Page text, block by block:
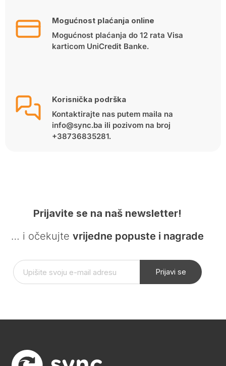
Mogućnost plaćanja online
Mogućnost plaćanja do 12 rata Visa
karticom UniCredit Banke.
Korisnička podrška
Kontaktirajte nas putem maila na
info@sync.ba ili pozivom na broj
+38736835281.
Prijavite se na naš newsletter!
… i očekujte vrijedne popuste i nagrade
Prijavi se